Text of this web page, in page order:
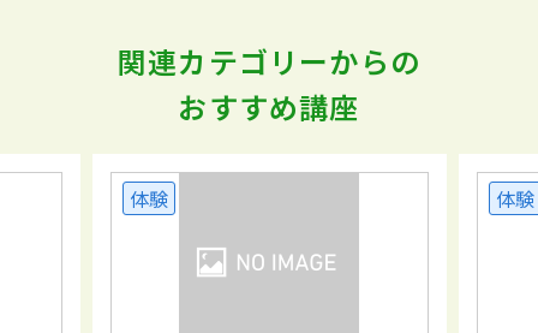
関連カテゴリーからの
おすすめ講座
体験 体験